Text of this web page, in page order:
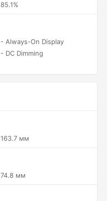
85.1%
- Always-On Display
- DC Dimming
163.7 мм
74.8 мм